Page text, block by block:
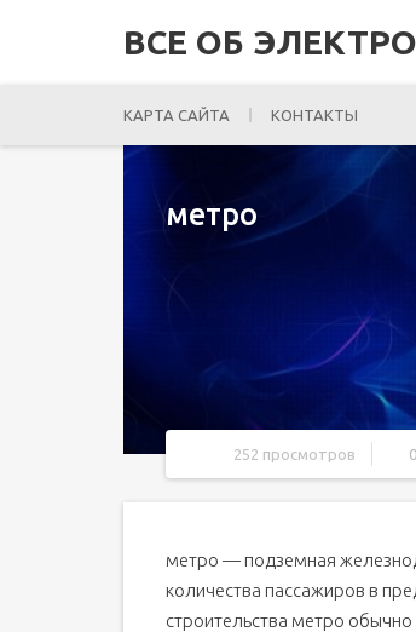
ВСЕ ОБ
КАРТА САЙТА КОНТАКТЫ
метро
252 просмотров
метро — подземная
количества пассажиров в
строительства метро